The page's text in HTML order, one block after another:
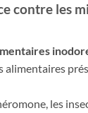
contre les
alimentaires
les